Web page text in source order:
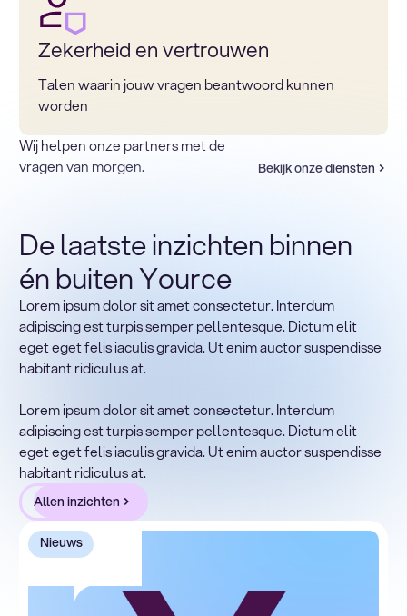
Zekerheid en vertrouwen
Talen waarin jouw vragen beantwoord kunnen
worden
Wij helpen onze partners met de
vragen van morgen.
Bekijk onze diensten
Terug naar sectoren
Heading
Lorem ipsum dolor sit amet, consectetur adipiscing elit.
Suspendisse varius enim in eros elementum tristique.
Duis cursus, mi quis viverra ornare, eros dolor interdum
nulla, ut commodo diam libero vitae erat. Aenean
faucibus nibh et justo cursus id rutrum lorem imperdiet.
Nunc ut sem vitae risus tristique posuere.
De laatste inzichten binnen
én buiten Yource
Lorem ipsum dolor sit amet consectetur. Interdum
adipiscing est turpis semper pellentesque. Dictum elit
eget eget felis iaculis gravida. Ut enim auctor suspendisse
habitant ridiculus at.
Lorem ipsum dolor sit amet consectetur. Interdum
adipiscing est turpis semper pellentesque. Dictum elit
eget eget felis iaculis gravida. Ut enim auctor suspendisse
habitant ridiculus at.
Allen inzichten
Nieuws